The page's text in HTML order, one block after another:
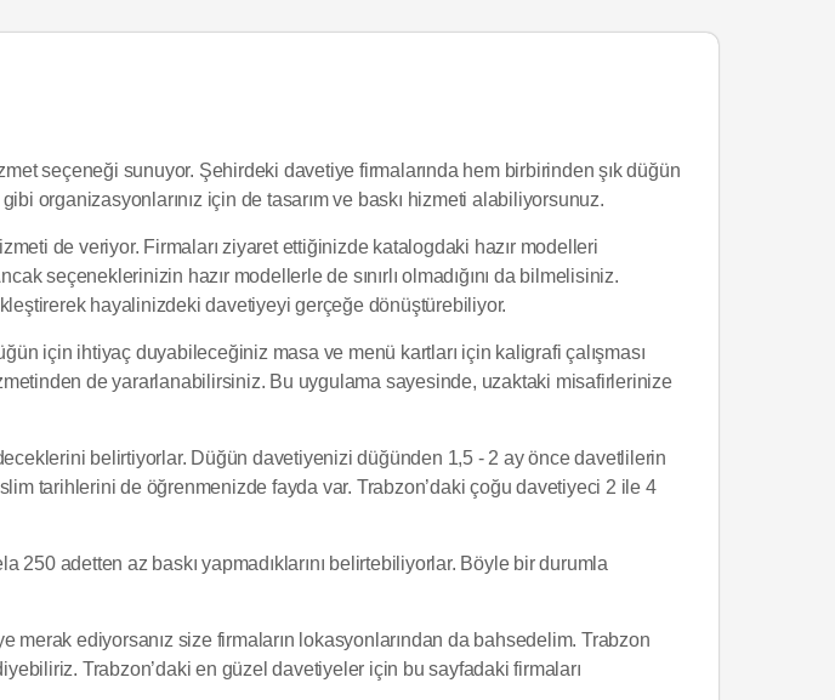
seçeneği sunuyor. Şehirdeki davetiye firmalarında hem birbirinden şık düğün
organizasyonlarınız için de tasarım ve baskı hizmeti alabiliyorsunuz.
de veriyor. Firmaları ziyaret ettiğinizde katalogdaki hazır modelleri
seçeneklerinizin hazır modellerle de sınırlı olmadığını da bilmelisiniz.
hayalinizdeki davetiyeyi gerçeğe dönüştürebiliyor.
için ihtiyaç duyabileceğiniz masa ve menü kartları için kaligrafi çalışması
de yararlanabilirsiniz. Bu uygulama sayesinde, uzaktaki misafirlerinize
belirtiyorlar. Düğün davetiyenizi düğünden 1,5 - 2 ay önce davetlilerin
tarihlerini de öğrenmenizde fayda var. Trabzon’daki çoğu davetiyeci 2 ile 4
250 adetten az baskı yapmadıklarını belirtebiliyorlar. Böyle bir durumla
ediyorsanız size firmaların lokasyonlarından da bahsedelim. Trabzon
Trabzon’daki en güzel davetiyeler için bu sayfadaki firmaları